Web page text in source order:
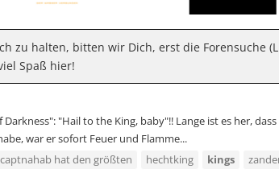
zu halten, bitten wir Dich, erst die Forensuche
Spaß hier!
"Hail to the King, baby"!! Lange ist es her,
war er sofort Feuer und Flamme...
captnahab hat den größten hechtking kings